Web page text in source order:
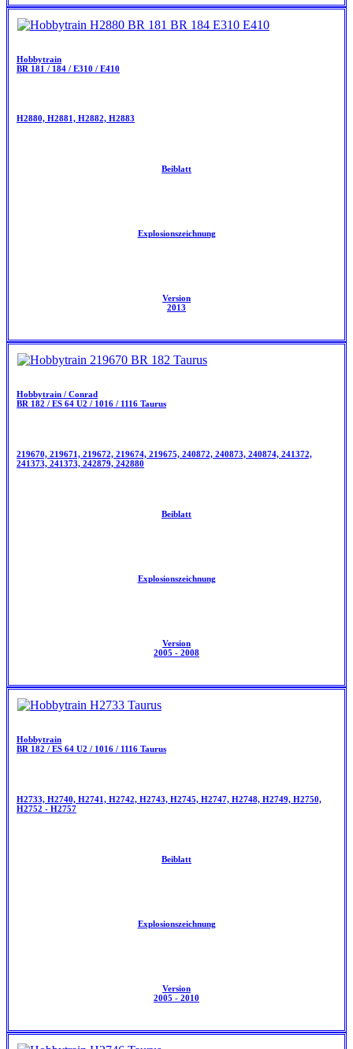
Hobbytrain
BR 181 / 184 / E310 / E410
H2880, H2881, H2882, H2883
Beiblatt
Explosionszeichnung
Version
2013
Hobbytrain / Conrad
BR 182 / ES 64 U2 / 1016 / 1116 Taurus
219670, 219671, 219672, 219674, 219675, 240872, 240873, 240874, 241372,
241373, 241373, 242879, 242880
Beiblatt
Explosionszeichnung
Version
2005 - 2008
Hobbytrain
BR 182 / ES 64 U2 / 1016 / 1116 Taurus
H2733, H2740, H2741, H2742, H2743, H2745, H2747, H2748, H2749, H2750,
H2752 - H2757
Beiblatt
Explosionszeichnung
Version
2005 - 2010